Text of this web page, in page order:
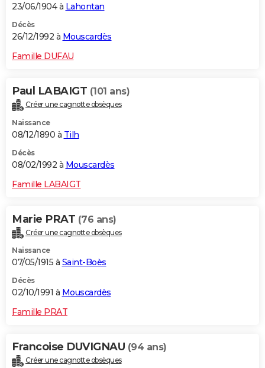
23/06/1904 à Lahontan
Décès
26/12/1992 à Mouscardès
Famille DUFAU
Paul LABAIGT (101 ans)
Créer une cagnotte obsèques
Naissance
08/12/1890 à Tilh
Décès
08/02/1992 à Mouscardès
Famille LABAIGT
Marie PRAT (76 ans)
Créer une cagnotte obsèques
Naissance
07/05/1915 à Saint-Boès
Décès
02/10/1991 à Mouscardès
Famille PRAT
Francoise DUVIGNAU (94 ans)
Créer une cagnotte obsèques